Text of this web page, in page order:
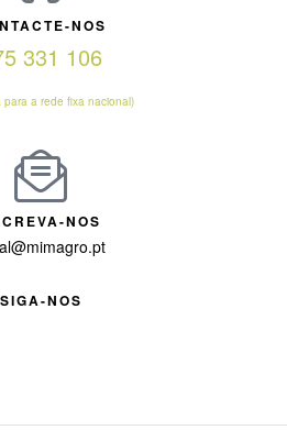
NOS
331 106
para a rede fixa nacional)
NOS
SIGA-NOS